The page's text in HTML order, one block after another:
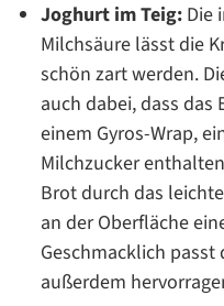
Joghurt im Teig: Die
Milchsäure lässt die
schön zart werden.
auch dabei, dass
einem Gyros-Wrap,
Milchzucker
Brot durch das
an der Oberfläche
Geschmacklich
außerdem